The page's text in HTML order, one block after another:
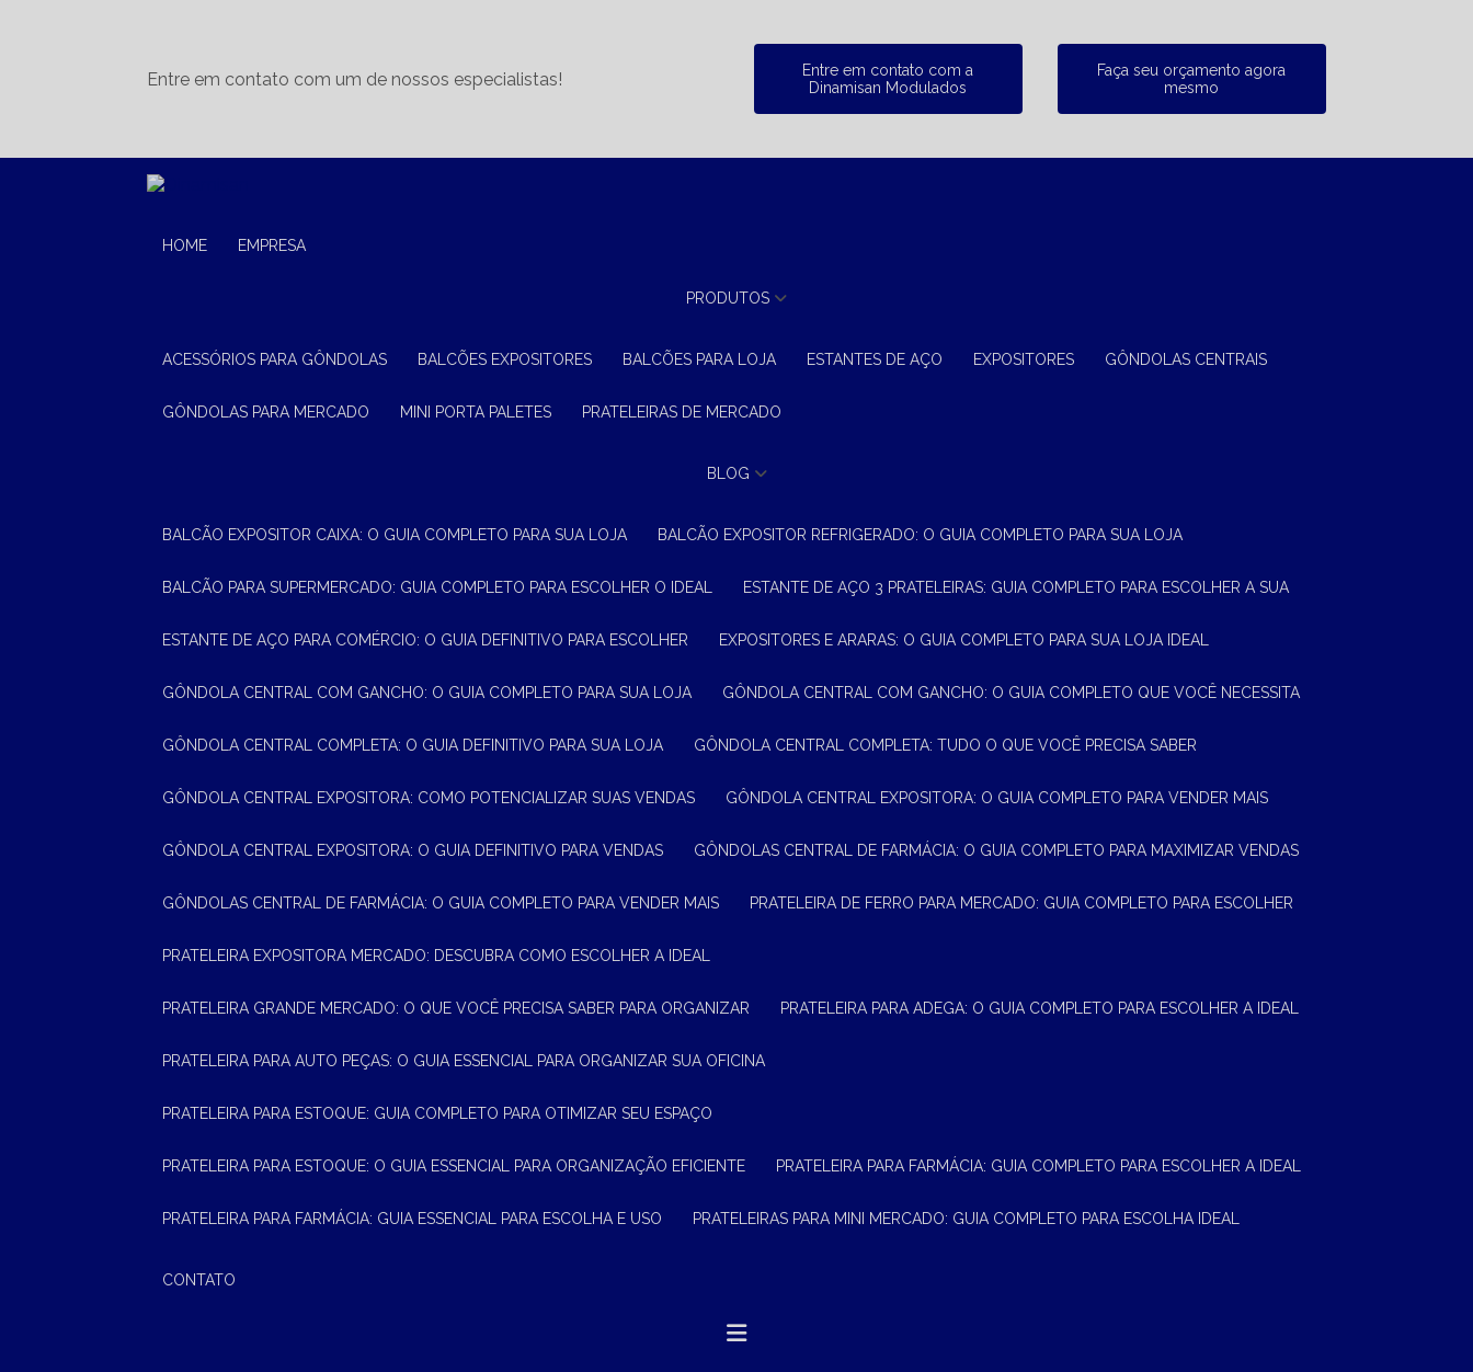
Entre em contato com um de nossos especialistas!
Entre em contato com a
Dinamisan Modulados
Faça seu orçamento agora
mesmo
HOME EMPRESA
PRODUTOS
ACESSÓRIOS PARA GÔNDOLAS BALCÕES EXPOSITORES BALCÕES PARA LOJA ESTANTES DE AÇO EXPOSITORES GÔNDOLAS CENTRAIS
GÔNDOLAS PARA MERCADO MINI PORTA PALETES PRATELEIRAS DE MERCADO
BLOG
BALCÃO EXPOSITOR CAIXA: O GUIA COMPLETO PARA SUA LOJA BALCÃO EXPOSITOR REFRIGERADO: O GUIA COMPLETO PARA SUA LOJA
BALCÃO PARA SUPERMERCADO: GUIA COMPLETO PARA ESCOLHER O IDEAL ESTANTE DE AÇO 3 PRATELEIRAS: GUIA COMPLETO PARA ESCOLHER A SUA
ESTANTE DE AÇO PARA COMÉRCIO: O GUIA DEFINITIVO PARA ESCOLHER EXPOSITORES E ARARAS: O GUIA COMPLETO PARA SUA LOJA IDEAL
GÔNDOLA CENTRAL COM GANCHO: O GUIA COMPLETO PARA SUA LOJA GÔNDOLA CENTRAL COM GANCHO: O GUIA COMPLETO QUE VOCÊ NECESSITA
GÔNDOLA CENTRAL COMPLETA: O GUIA DEFINITIVO PARA SUA LOJA GÔNDOLA CENTRAL COMPLETA: TUDO O QUE VOCÊ PRECISA SABER
GÔNDOLA CENTRAL EXPOSITORA: COMO POTENCIALIZAR SUAS VENDAS GÔNDOLA CENTRAL EXPOSITORA: O GUIA COMPLETO PARA VENDER MAIS
GÔNDOLA CENTRAL EXPOSITORA: O GUIA DEFINITIVO PARA VENDAS GÔNDOLAS CENTRAL DE FARMÁCIA: O GUIA COMPLETO PARA MAXIMIZAR VENDAS
GÔNDOLAS CENTRAL DE FARMÁCIA: O GUIA COMPLETO PARA VENDER MAIS PRATELEIRA DE FERRO PARA MERCADO: GUIA COMPLETO PARA ESCOLHER
PRATELEIRA EXPOSITORA MERCADO: DESCUBRA COMO ESCOLHER A IDEAL
PRATELEIRA GRANDE MERCADO: O QUE VOCÊ PRECISA SABER PARA ORGANIZAR PRATELEIRA PARA ADEGA: O GUIA COMPLETO PARA ESCOLHER A IDEAL
PRATELEIRA PARA AUTO PEÇAS: O GUIA ESSENCIAL PARA ORGANIZAR SUA OFICINA
PRATELEIRA PARA ESTOQUE: GUIA COMPLETO PARA OTIMIZAR SEU ESPAÇO
PRATELEIRA PARA ESTOQUE: O GUIA ESSENCIAL PARA ORGANIZAÇÃO EFICIENTE PRATELEIRA PARA FARMÁCIA: GUIA COMPLETO PARA ESCOLHER A IDEAL
PRATELEIRA PARA FARMÁCIA: GUIA ESSENCIAL PARA ESCOLHA E USO PRATELEIRAS PARA MINI MERCADO: GUIA COMPLETO PARA ESCOLHA IDEAL
CONTATO